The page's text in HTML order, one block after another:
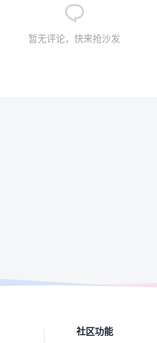
暂无评论，快来抢沙发
社区功能